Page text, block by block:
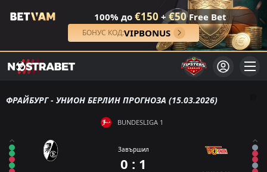
100% до €150 + €50Free Bet
БОНУС КОД:VIPBONUS
ФРАЙБУРГ - УНИОН БЕРЛИН ПРОГНОЗА (15.03.2026)
BUNDESLIGA 1
Завършил
0 : 1